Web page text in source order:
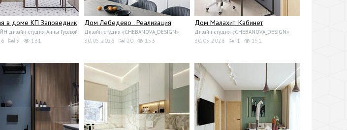
в доме КП Заповедник
дизайн-студия Анны Гусевой
5 131
Дом Лебедево . Реализация
Дизайн-студия «CHEBANOVA_DESIGN»
30.05.2026 20 153
Дом Малахит. Кабинет
Дизайн-студия «CHEBANOVA_DESIGN»
30.05.2026 1 151